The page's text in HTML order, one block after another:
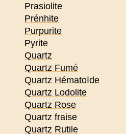
Prasiolite
Prénhite
Purpurite
Pyrite
Quartz
Quartz Fumé
Quartz Hématoïde
Quartz Lodolite
Quartz Rose
Quartz fraise
Quartz Rutile